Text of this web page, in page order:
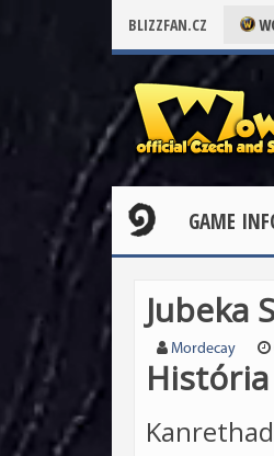
BLIZZFAN.CZ
GAME
Jubeka
Mordecay
História